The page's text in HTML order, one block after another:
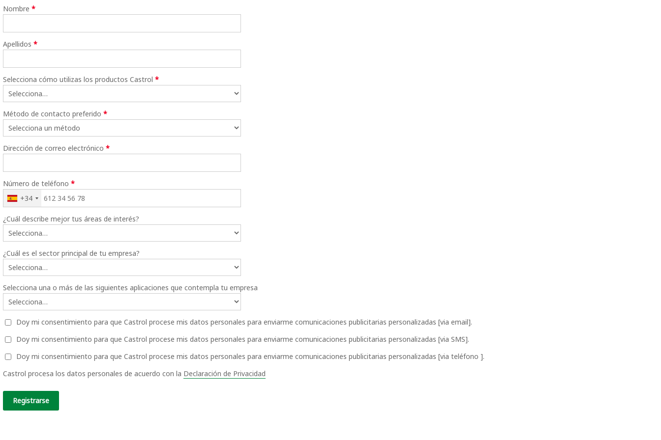
Nombre *
Apellidos *
Selecciona cómo utilizas los productos Castrol *
Método de contacto preferido *
Dirección de correo electrónico *
Número de teléfono *
+34
¿Cuál describe mejor tus áreas de interés?
¿Cuál es el sector principal de tu empresa?
Selecciona una o más de las siguientes aplicaciones que contempla tu empresa
Doy mi consentimiento para que Castrol procese mis datos personales para enviarme comunicaciones publicitarias personalizadas [via email].
Doy mi consentimiento para que Castrol procese mis datos personales para enviarme comunicaciones publicitarias personalizadas [via SMS].
Doy mi consentimiento para que Castrol procese mis datos personales para enviarme comunicaciones publicitarias personalizadas [via teléfono ].
Castrol procesa los datos personales de acuerdo con la Declaración de Privacidad
Registrarse